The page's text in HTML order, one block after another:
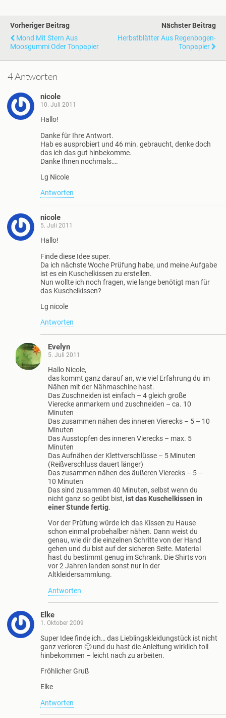
Vorheriger Beitrag
Mond Mit Stern Aus
Moosgummi Oder Tonpapier
Nächster Beitrag
Herbstblätter Aus Regenbogen-
Tonpapier
4 Antworten
nicole
10. Juli 2011
Hallo!
Danke für Ihre Antwort.
Hab es ausprobiert und 46 min. gebraucht, denke doch
das ich das gut hinbekomme.
Danke Ihnen nochmals….
Lg Nicole
Antworten
nicole
5. Juli 2011
Hallo!
Finde diese Idee super.
Da ich nächste Woche Prüfung habe, und meine Aufgabe
ist es ein Kuschelkissen zu erstellen.
Nun wollte ich noch fragen, wie lange benötigt man für
das Kuschelkissen?
Lg nicole
Antworten
Evelyn
5. Juli 2011
Hallo Nicole,
das kommt ganz darauf an, wie viel Erfahrung du im
Nähen mit der Nähmaschine hast.
Das Zuschneiden ist einfach – 4 gleich große
Vierecke anmarkern und zuschneiden – ca. 10
Minuten
Das zusammen nähen des inneren Vierecks – 5 – 10
Minuten
Das Ausstopfen des inneren Vierecks – max. 5
Minuten
Das Aufnähen der Klettverschlüsse – 5 Minuten
(Reißverschluss dauert länger)
Das zusammen nähen des äußeren Vierecks – 5 –
10 Minuten
Das sind zusammen 40 Minuten, selbst wenn du
nicht ganz so geübt bist, ist das Kuschelkissen in
einer Stunde fertig.
Vor der Prüfung würde ich das Kissen zu Hause
schon einmal probehalber nähen. Dann weist du
genau, wie dir die einzelnen Schritte von der Hand
gehen und du bist auf der sicheren Seite. Material
hast du bestimmt genug im Schrank. Die Shirts von
vor 2 Jahren landen sonst nur in der
Altkleidersammlung.
Antworten
Elke
1. Oktober 2009
Super Idee finde ich… das Lieblingskleidungstück ist nicht
ganz verloren 🙂 und du hast die Anleitung wirklich toll
hinbekommen – leicht nach zu arbeiten.
Fröhlicher Gruß
Elke
Antworten